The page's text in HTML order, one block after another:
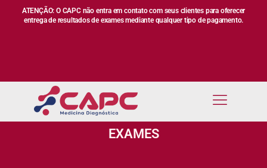
ATENÇÃO: O CAPC não entra em contato com seus clientes para oferecer
entrega de resultados de exames mediante qualquer tipo de pagamento.
EXAMES